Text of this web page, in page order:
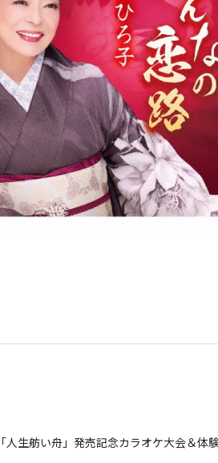
生舫い舟」発売記念カラオケ大会＆体